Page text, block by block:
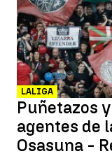
LALIGA
Puñetazos
agentes de
Osasuna -